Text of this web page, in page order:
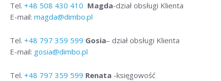
Tel. +48 508 430 410 Magda-dział obsługi Klienta
E-mail: magda@dimbo.pl
Tel. +48 797 359 599 Gosia– dział obsługi Klienta
E-mail: gosia@dimbo.pl
Tel. +48 797 359 599 Renata -księgowość